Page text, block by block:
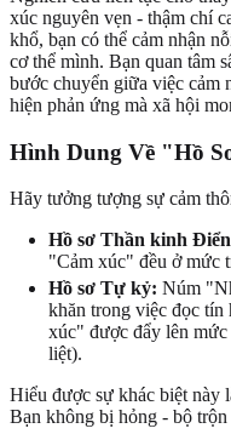
xúc nguyên vẹn - thậm chí
khổ, bạn có thể cảm nhận
cơ thể mình. Bạn quan tâm
bước chuyển giữa việc cảm
hiện phản ứng mà xã hội
Hình Dung Về "Hồ
Hãy tưởng tượng sự cảm
Hồ sơ Thần kinh
"Cảm xúc" đều ở mức
Hồ sơ Tự kỷ: Núm
khăn trong việc đọc
xúc" được đẩy lên mức
liệt).
Hiểu được sự khác biệt này
Bạn không bị hỏng - bộ